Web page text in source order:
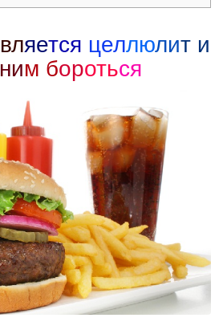
вляется целлюлит и
ним бороться